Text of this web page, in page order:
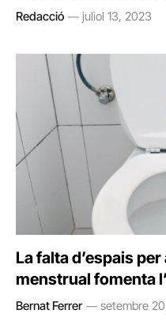
Redacció juliol 13, 2023
La falta d’espais
menstrual fomenta
Bernat Ferrer setembre